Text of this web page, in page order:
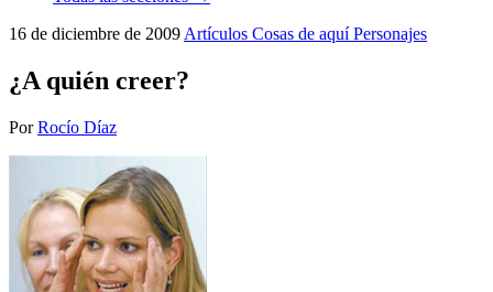
16 de diciembre de 2009 Artículos Cosas de aquíPersonajes
¿A quién creer?
PorRocío Díaz